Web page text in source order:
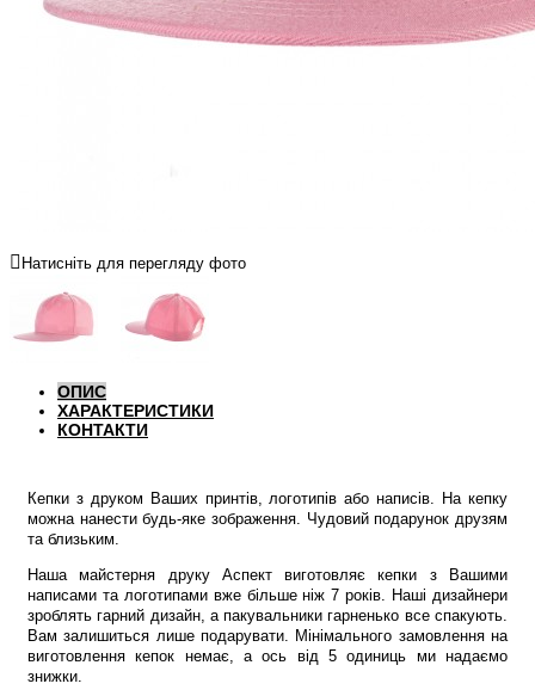
Натисніть для перегляду фото
ОПИС
ХАРАКТЕРИСТИКИ
КОНТАКТИ
Кепки з друком Ваших принтів, логотипів або написів. На кепку
можна нанести будь-яке зображення. Чудовий подарунок друзям
та близьким.
Наша майстерня друку Аспект виготовляє кепки з Вашими
написами та логотипами вже більше ніж 7 років. Наші дизайнери
зроблять гарний дизайн, а пакувальники гарненько все спакують.
Вам залишиться лише подарувати. Мінімального замовлення на
виготовлення кепок немає, а ось від 5 одиниць ми надаємо
знижки.